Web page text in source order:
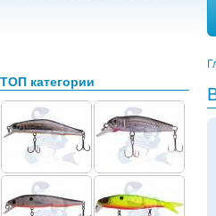
ТОП категории